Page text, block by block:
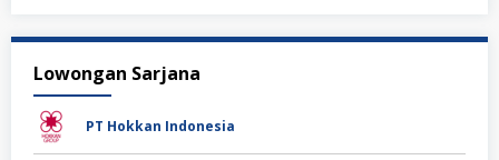
Lowongan Sarjana
PT Hokkan Indonesia